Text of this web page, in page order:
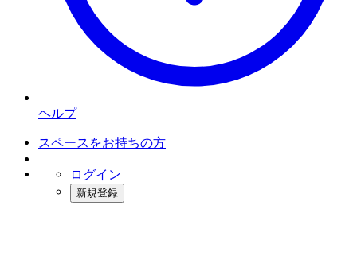
ヘルプ
スペースをお持ちの方
ログイン
新規登録